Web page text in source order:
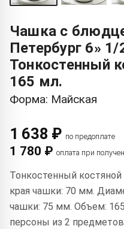
Чашка с
Петербург 6»
Тонкостенный
165 мл.
Форма: Майская
1 638 ₽ по предоплате
1 780 ₽ оплата при
Тонкостенный
края чашки: 70 мм.
чашки: 75 мм. Объем:
персоны из 2